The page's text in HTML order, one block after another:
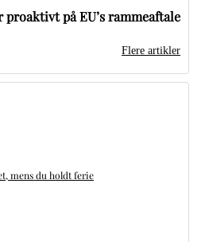
på EU’s rammeaftale
Flere artikler
mens du holdt ferie